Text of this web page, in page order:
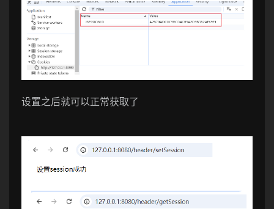
设置之后就可以正常获取了